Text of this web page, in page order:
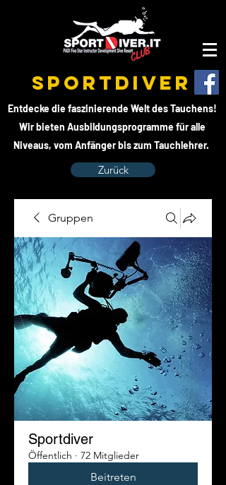
SPORTDIVER
Entdecke die faszinierende Welt des Tauchens!
Wir bieten Ausbildungsprogramme für alle
Niveaus, vom Anfänger bis zum Tauchlehrer.
Zurück
Gruppen
Sportdiver
Öffentlich · 72 Mitglieder
Beitreten